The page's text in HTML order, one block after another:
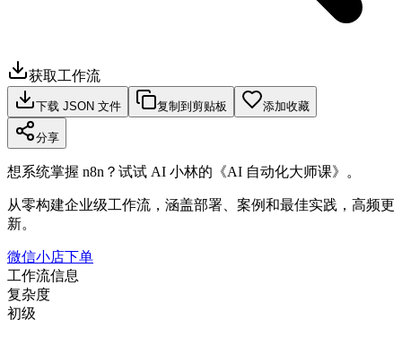
获取工作流
下载 JSON 文件 复制到剪贴板 添加收藏
分享
想系统掌握 n8n？试试 AI 小林的《AI 自动化大师课》。
从零构建企业级工作流，涵盖部署、案例和最佳实践，高频更
新。
微信小店下单
工作流信息
复杂度
初级